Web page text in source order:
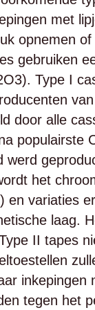
met
opnemen
gebruiken
Type I
door alle
populairste
werd
het
en variaties
laag.
II tapes
inkepingen
tegen het